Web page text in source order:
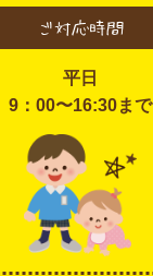
ご対応時間
平日
9：00〜16:30まで